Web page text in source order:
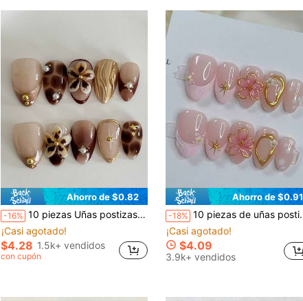
Ahorro de $0.82
-16% 10 piezas Uñas postizas Y2K de forma almendrada corta con diseño 3D tallado, estampado marrón y dorado, estilo francés hecho a mano, base color nude, Mocha Mousse
¡Casi agotado!
$4.28 1.5k+ vendidos
con cupón
Ahorro de $0.91
-18% 10 piezas de uñas postizas de corte almendrado, de estilo francés, con flores pequeñas y lindas de color rosa con bordes dorados, de estilo Y2K, de alta calidad, hechas a mano, versátiles y adecuadas para uso diario de niñas
¡Casi agotado!
$4.09
3.9k+ vendidos